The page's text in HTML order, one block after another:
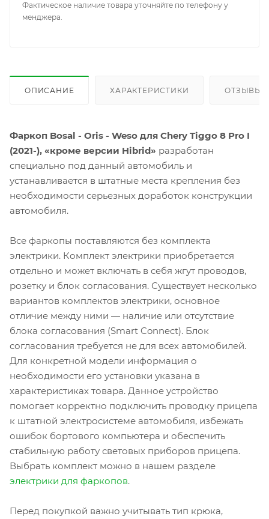
Фактическое наличие товара уточняйте по телефону у
менджера.
ОПИСАНИЕ ХАРАКТЕРИСТИКИ ОТЗЫВЫ
Фаркоп Bosal - Oris - Weso для Chery Tiggo 8 Pro I
(2021-), «кроме версии Hibrid» разработан
специально под данный автомобиль и
устанавливается в штатные места крепления без
необходимости серьезных доработок конструкции
автомобиля.
Все фаркопы поставляются без комплекта
электрики. Комплект электрики приобретается
отдельно и может включать в себя жгут проводов,
розетку и блок согласования. Существует несколько
вариантов комплектов электрики, основное
отличие между ними — наличие или отсутствие
блока согласования (Smart Connect). Блок
согласования требуется не для всех автомобилей.
Для конкретной модели информация о
необходимости его установки указана в
характеристиках товара. Данное устройство
помогает корректно подключить проводку прицепа
к штатной электросистеме автомобиля, избежать
ошибок бортового компьютера и обеспечить
стабильную работу световых приборов прицепа.
Выбрать комплект можно в нашем разделе
электрики для фаркопов.
Перед покупкой важно учитывать тип крюка,